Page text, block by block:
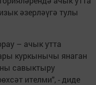
әзерләүгә тулы
– ачык утта
куркынычы янаган
савыктыру
ителми", - диде